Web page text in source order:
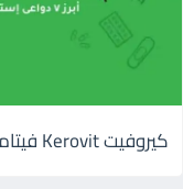
كيروفيت Kerovit فيتامين | أبرز 7 دواعى إستعمال له